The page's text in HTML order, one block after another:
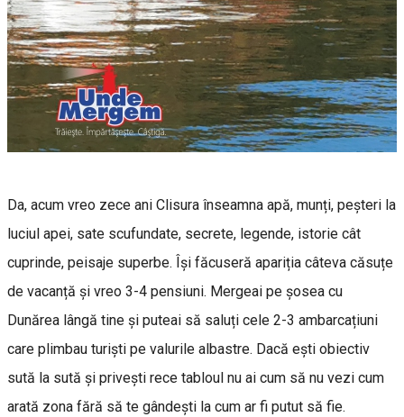
Da, acum vreo zece ani Clisura înseamna apă, munți, peșteri la
luciul apei, sate scufundate, secrete, legende, istorie cât
cuprinde, peisaje superbe. Își făcuseră apariția câteva căsuțe
de vacanță și vreo 3-4 pensiuni. Mergeai pe șosea cu
Dunărea lângă tine și puteai să saluți cele 2-3 ambarcațiuni
care plimbau turiști pe valurile albastre. Dacă ești obiectiv
sută la sută și privești rece tabloul nu ai cum să nu vezi cum
arată zona fără să te gândești la cum ar fi putut să fie.